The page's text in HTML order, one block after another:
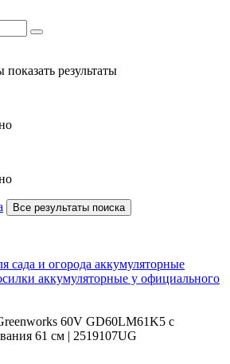
результаты
Все результаты поиска
сада и огорода аккумуляторные
аккумуляторные у официального
60V GD60LM61K5 с
61 см | 2519107UG